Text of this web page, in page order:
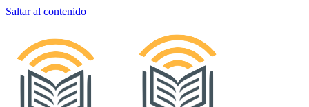
Saltar al contenido